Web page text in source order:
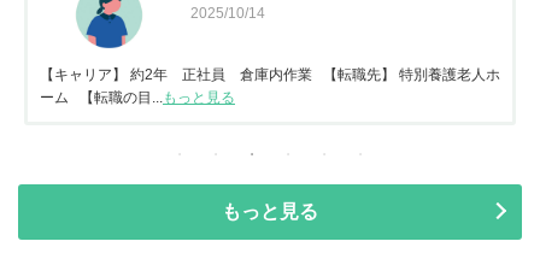
2025/10/14
【キャリア】 約2年 正社員 倉庫内作業 【転職先】 特別養護老人ホ
ーム 【転職の目...もっと見る
もっと見る